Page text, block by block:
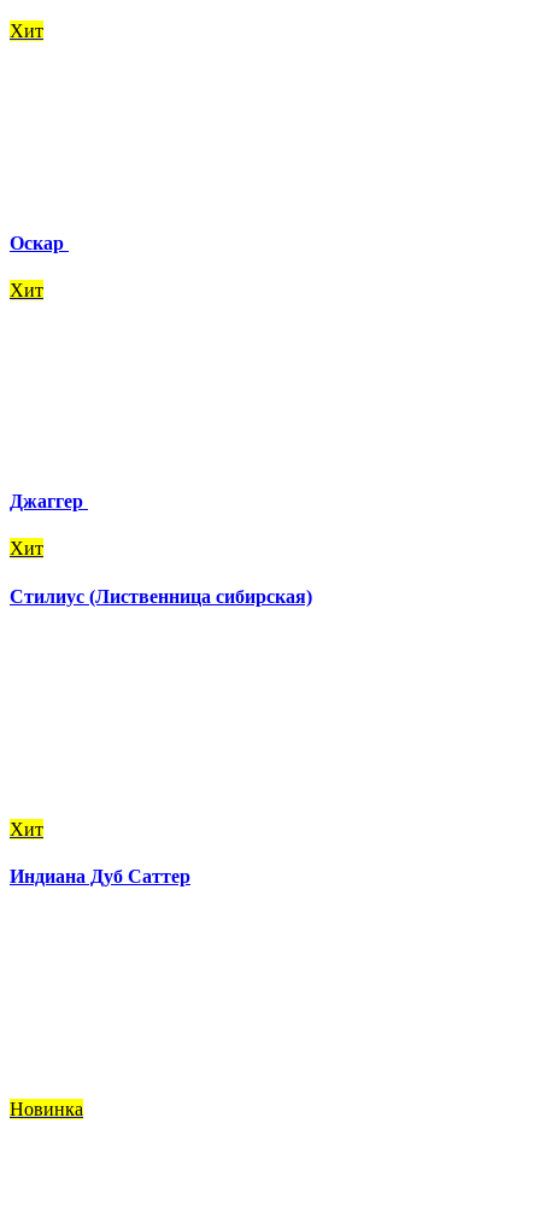
Хит
Оскар
Хит
Джаггер
Хит
Стилиус (Лиственница сибирская)
Хит
Индиана Дуб Саттер
Новинка